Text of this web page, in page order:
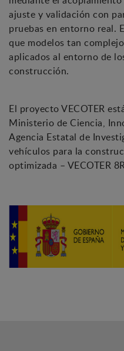
ajuste y validación con
pruebas en entorno real.
que modelos tan
aplicados al entorno de
construcción.
El proyecto VECOTER
Ministerio de Ciencia,
Agencia Estatal de
vehículos para la
optimizada – VECOTER